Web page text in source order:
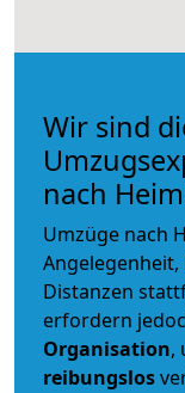
Wir sind
nach
Umzüge nach
Distanzen
erfordern
Organisation,
reibungslos